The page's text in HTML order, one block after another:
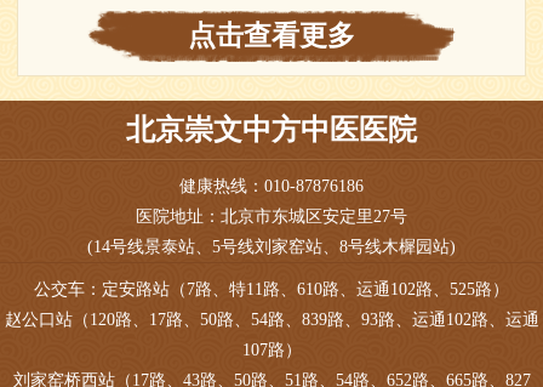
点击查看更多
北京崇文中方中医医院
健康热线：010-87876186
医院地址：北京市东城区安定里27号
(14号线景泰站、5号线刘家窑站、8号线木樨园站)
公交车：定安路站（7路、特11路、610路、运通102路、525路）
赵公口站（120路、17路、50路、54路、839路、93路、运通102路、运通
107路）
刘家窑桥西站（17路、43路、50路、51路、54路、652路、665路、827